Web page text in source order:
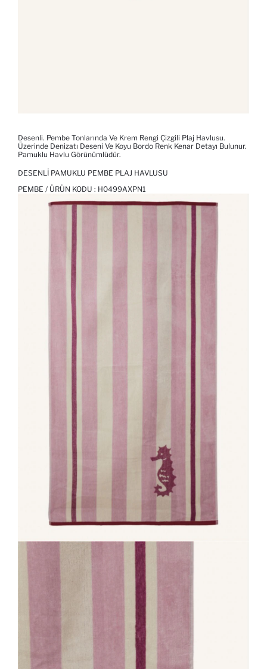
Desenli. Pembe Tonlarında Ve Krem Rengi Çizgili Plaj Havlusu.
Üzerinde Denizatı Deseni Ve Koyu Bordo Renk Kenar Detayı Bulunur.
Pamuklu Havlu Görünümlüdür.
DESENLI PAMUKLU PEMBE PLAJ HAVLUSU
PEMBE / ÜRÜN KODU : H0499AXPN1